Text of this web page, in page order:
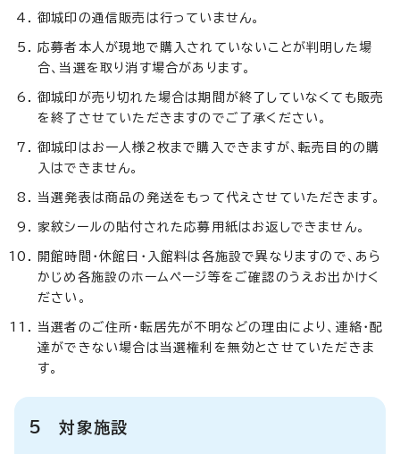
御城印の通信販売は行っていません。
応募者本人が現地で購入されていないことが判明した場
合、当選を取り消す場合があります。
御城印が売り切れた場合は期間が終了していなくても販売
を終了させていただきますのでご了承ください。
御城印はお一人様2枚まで購入できますが、転売目的の購
入はできません。
当選発表は商品の発送をもって代えさせていただきます。
家紋シールの貼付された応募用紙はお返しできません。
開館時間・休館日・入館料は各施設で異なりますので、あら
かじめ各施設のホームページ等をご確認のうえお出かけく
ださい。
当選者のご住所・転居先が不明などの理由により、連絡・配
達ができない場合は当選権利を無効とさせていただきま
す。
5 対象施設